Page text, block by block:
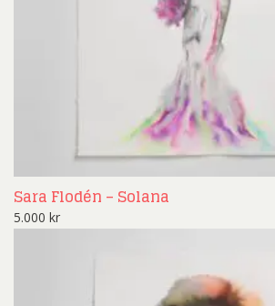
Sara Flodén – Solana
5.000 kr